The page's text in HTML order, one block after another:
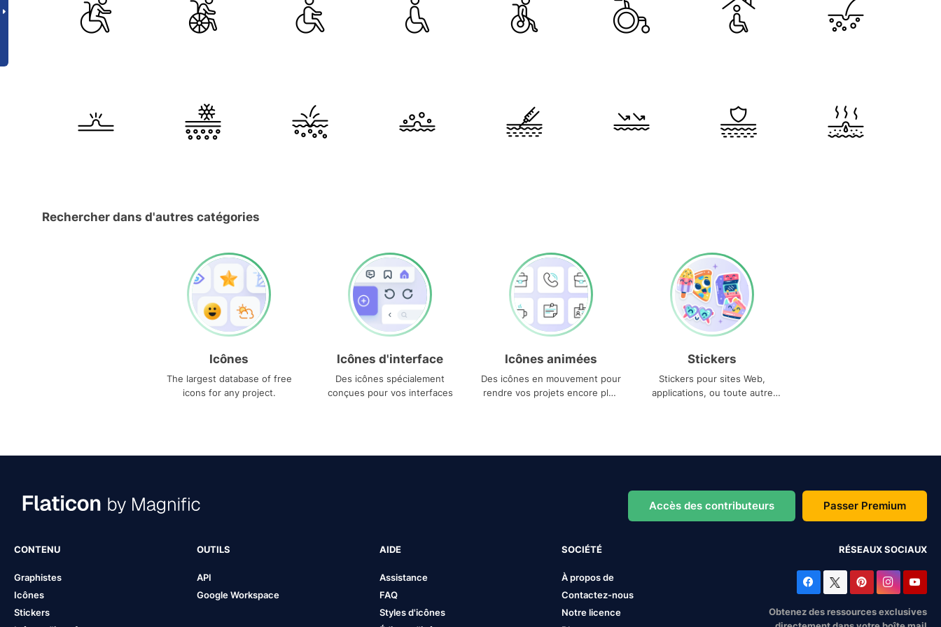
Rechercher dans d'autres catégories
Icônes
The largest database of free
icons for any project.
Icônes d'interface
Des icônes spécialement
conçues pour vos interfaces
Icônes animées
Des icônes en mouvement pour
rendre vos projets encore plus
Stickers
Stickers pour sites Web,
applications, ou toute autre
Accès des contributeurs Passer Premium
CONTENU
Graphistes
Icônes
Stickers
OUTILS
API
Google Workspace
AIDE
Assistance
FAQ
Styles d'icônes
SOCIÉTÉ
À propos de
Contactez-nous
Notre licence
RÉSEAUX SOCIAUX
Obtenez des ressources exclusives